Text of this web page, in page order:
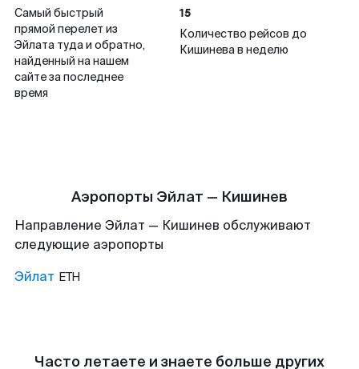
Самый быстрый
прямой перелет из
Эйлата туда и обратно,
найденный на нашем
сайте за последнее
время
15
Количество рейсов до
Кишинева в неделю
Аэропорты Эйлат — Кишинев
Направление Эйлат — Кишинев обслуживают
следующие аэропорты
Эйлат ETH
Часто летаете и знаете больше других